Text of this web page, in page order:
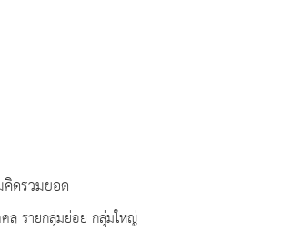
ดรวมยอด
คล รายกลุ่มย่อย กลุ่มใหญ่